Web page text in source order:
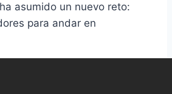
asumido un nuevo reto:
para andar en